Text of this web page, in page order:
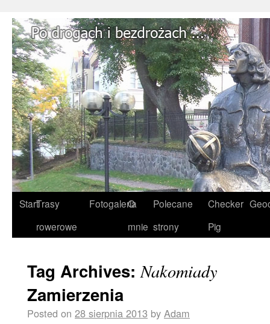
StartTrasy
rowerowe
Fotogaleria
O
mnie
Polecane
strony
Checker
Pig
Tag Archives:Nakomiady
Zamierzenia
Posted on 28 sierpnia 2013 by Adam